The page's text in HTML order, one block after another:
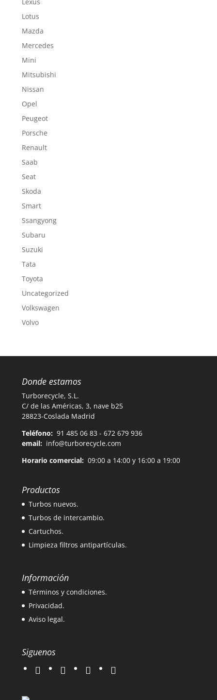
Lotus
Mazda
Mercedes
Mini
Mitsubishi
Nissan
Opel
Peugeot
Porsche
Renault
Saab
Seat
Skoda
Smart
Ssangyong
Subaru
Suzuki
Tata
Toyota
Uncategorized
Volkswagen
Volvo
Donde estamos
Turborecycle, S.L.
C/ de las Américas, 3, nave b25
28823-Coslada Madrid
Teléfono: 91 485 06 83 - 672 679 936
email: info@turborecycle.com
Horario comercial:09:00 a 14:00 y 16:00 a 19:00
Productos
Turbos nuevos.
Turbos de intercambio.
Cartuchos.
Limpieza filtros antipartículas.
Información
Términos y condiciones.
Privacidad.
Aviso legal.
Siguenos
twitter instagramfacebook google